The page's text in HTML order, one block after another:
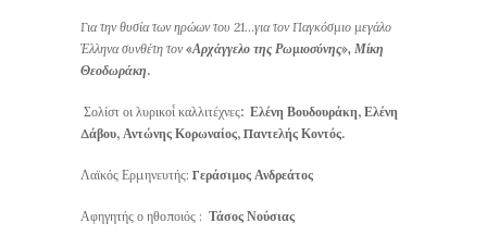
Για την θυσία των ηρώων του 21…για τον Παγκόσμιο μεγάλο
Έλληνα συνθέτη τον«Αρχάγγελο της Ρωμιοσύνης», Μίκη
Θεοδωράκη.
Σολίστ οι λυρικοί́ καλλιτέχνες: Ελένη Βουδουράκη, Ελένη
Δάβου, Αντώνης Κορωναίος, Παντελής Κοντός.
Λαϊκός Ερμηνευτής: Γεράσιμος Ανδρεάτος
Αφηγητής ο ηθοποιός : Τάσος Νούσιας